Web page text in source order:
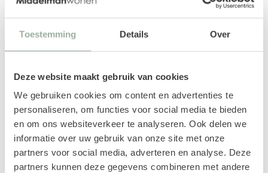
Toestemming Details Over
Deze website maakt gebruik van cookies
We gebruiken cookies om content en advertenties te
personaliseren, om functies voor social media te bieden
en om ons websiteverkeer te analyseren. Ook delen we
informatie over uw gebruik van onze site met onze
partners voor social media, adverteren en analyse. Deze
partners kunnen deze gegevens combineren met andere
Relaxfauteuil Bliss
MONTÈL
€ 2.649,00